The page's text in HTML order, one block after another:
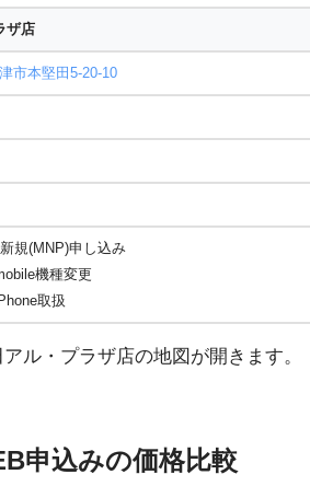
ザ店
市本堅田5-20-10
規(MNP)申し込み
機種変更
取扱
ル・プラザ店の地図が開きます。
申込みの価格比較